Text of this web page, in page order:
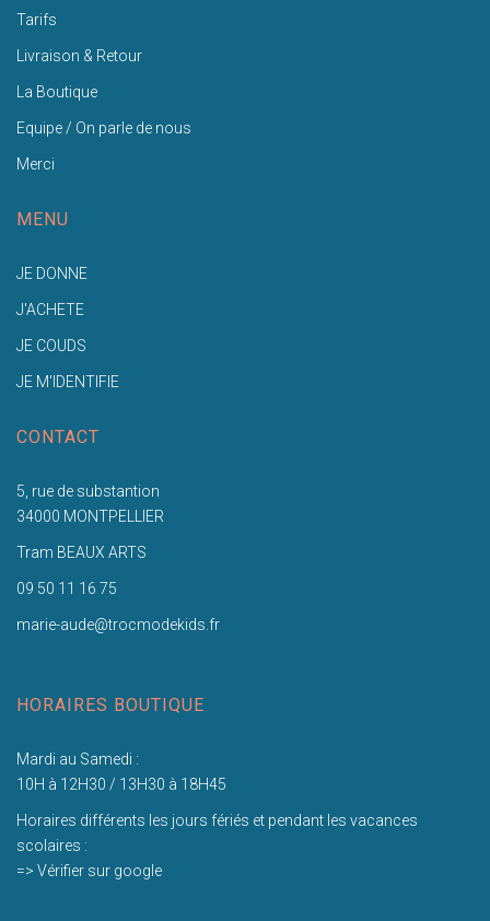
Tarifs
Livraison & Retour
La Boutique
Equipe / On parle de nous
Merci
MENU
JE DONNE
J'ACHETE
JE COUDS
JE M'IDENTIFIE
CONTACT
5, rue de substantion
34000 MONTPELLIER
Tram BEAUX ARTS
09 50 11 16 75
marie-aude@trocmodekids.fr
HORAIRES BOUTIQUE
Mardi au Samedi :
10H à 12H30 / 13H30 à 18H45
Horaires différents les jours fériés et pendant les vacances
scolaires :
=> Vérifier sur google